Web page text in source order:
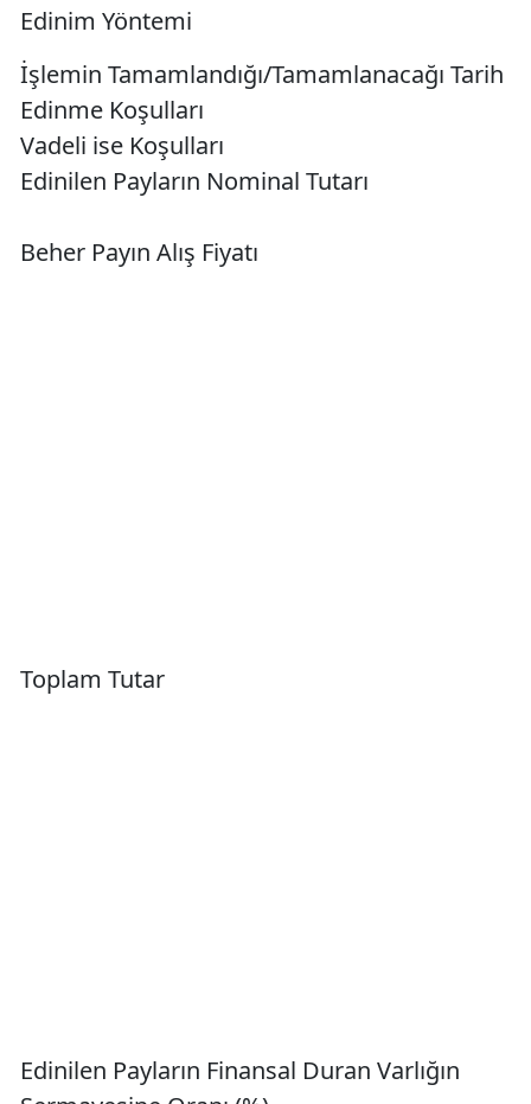
Edinim Yöntemi
İşlemin Tamamlandığı/Tamamlanacağı Tarih
Edinme Koşulları
Vadeli ise Koşulları
Edinilen Payların Nominal Tutarı
Beher Payın Alış Fiyatı
Toplam Tutar
Edinilen Payların Finansal Duran Varlığın